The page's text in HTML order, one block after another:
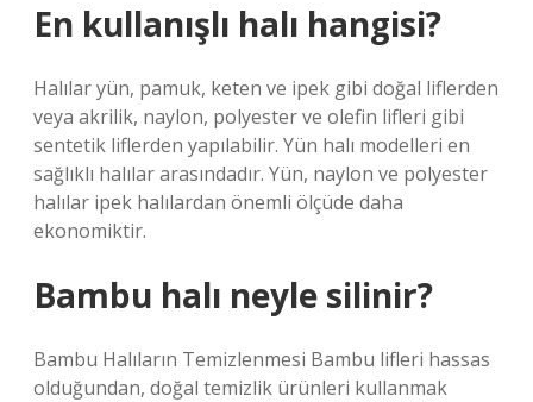
En kullanışlı halı hangisi?
Halılar yün, pamuk, keten ve ipek gibi doğal liflerden
veya akrilik, naylon, polyester ve olefin lifleri gibi
sentetik liflerden yapılabilir. Yün halı modelleri en
sağlıklı halılar arasındadır. Yün, naylon ve polyester
halılar ipek halılardan önemli ölçüde daha
ekonomiktir.
Bambu halı neyle silinir?
Bambu Halıların Temizlenmesi Bambu lifleri hassas
olduğundan, doğal temizlik ürünleri kullanmak